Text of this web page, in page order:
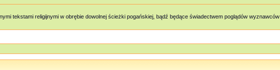
tekstami religijnymi w obrębie dowolnej ścieżki pogańskiej, bądź będące świadectwem poglądów wyznawców